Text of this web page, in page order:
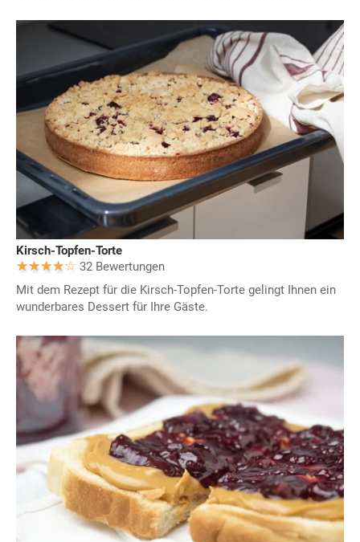
Kirsch-Topfen-Torte
32 Bewertungen
Mit dem Rezept für die Kirsch-Topfen-Torte gelingt Ihnen ein
wunderbares Dessert für Ihre Gäste.